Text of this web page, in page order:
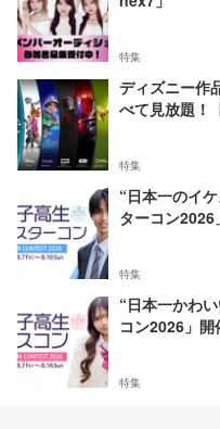
特集
ディズニー作
べて見放題！
特集
“日本一のイ
ターコン2026
特集
“日本一かわ
コン2026」開
特集